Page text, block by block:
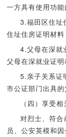
一方具有使用功
3.福田区住址
住址住房证明材料
4.父母在深就
父母在深就业证明
5.亲子关系证
市公证部门出具的
（四）享受
对烈士、符合
员、公安英模和